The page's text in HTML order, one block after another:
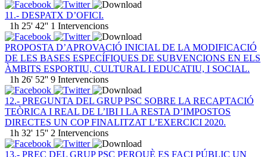
11.- DESPATX D’OFICI.
1h 25' 42'' 1 Intervencions
PROPOSTA D’APROVACIÓ INICIAL DE LA MODIFICACIÓ
DE LES BASES ESPECÍFIQUES DE SUBVENCIONS EN ELS
ÀMBITS ESPORTIU, CULTURAL I EDUCATIU, I SOCIAL.
1h 26' 52'' 9 Intervencions
12.- PREGUNTA DEL GRUP PSC SOBRE LA RECAPTACIÓ
TEÒRICA I REAL DE L’IBI I LA RESTA D’IMPOSTOS
DIRECTES UN COP FINALITZAT L’EXERCICI 2020.
1h 32' 15'' 2 Intervencions
13.- PREC DEL GRUP PSC PERQUÈ ES FACI PÚBLIC UN